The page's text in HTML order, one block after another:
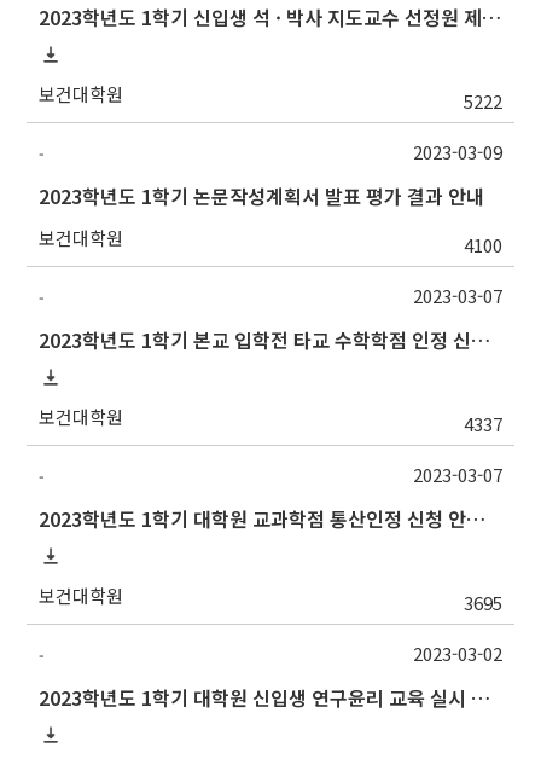
2023학년도 1학기 신입생 석 · 박사 지도교수 선정원 제출(Thesis Advisor)
보건대학원 5222
-
2023학년도 1학기 논문작성계획서 발표 평가 결과 안내
보건대학원 4100
2023-03-09
-
2023학년도 1학기 본교 입학전 타교 수학학점 인정 신청 안내
보건대학원 4337
2023-03-07
-
2023학년도 1학기 대학원 교과학점 통산인정 신청 안내[양식변경]
보건대학원 3695
2023-03-07
-
2023학년도 1학기 대학원 신입생 연구윤리 교육 실시 안내(~6/30기한연장)
2023-03-02